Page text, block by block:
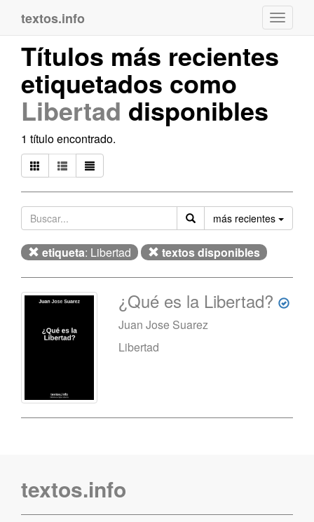
textos.info
Títulos más recientes
etiquetados como
Libertad disponibles
1 título encontrado.
más recientes
etiqueta: Libertad textos disponibles
¿Qué es la Libertad?
Juan Jose Suarez
Libertad
textos.info